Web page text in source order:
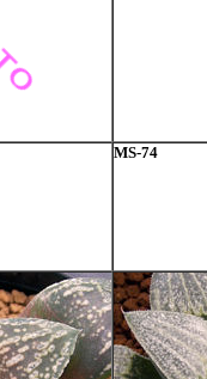
MS-74